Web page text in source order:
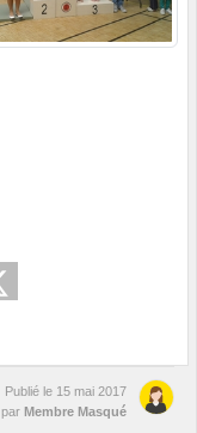
Publié le 15 mai 2017
par Membre Masqué